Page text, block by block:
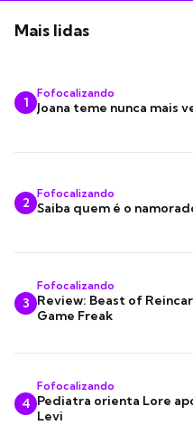
Mais lidas
1
Fofocalizando
Joana teme nunca mais
2
Fofocalizando
Saiba quem é o
3
Fofocalizando
Review: Beast of
Game Freak
4
Fofocalizando
Pediatra orienta Lore
Levi